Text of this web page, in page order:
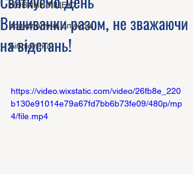
НОВИНИ ЛІЦЕЮ
психологічна служба
Бібліотека
Вишиванки разом, не зважаючи
на відстань!
https://video.wixstatic.com/video/26fb8e_220
b130e91014e79a67fd7bb6b73fe09/480p/mp
4/file.mp4